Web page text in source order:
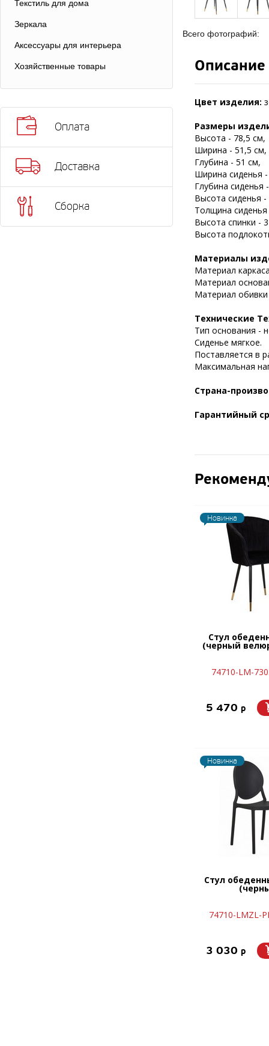
Текстиль для дома
Зеркала
Аксессуары для интерьера
Хозяйственные товары
Оплата
Доставка
Сборка
Всего фотографий:
Описание
Цвет изделия:
Размеры
Высота - 78,5 см,
Ширина - 51,5 см,
Глубина - 51 см,
Ширина сиденья
Глубина сиденья
Высота сиденья
Толщина
Высота спинки -
Высота
Материалы
Материал
Материал
Материал
Технические
Тип основания -
Сиденье мягкое.
Поставляется в
Максимальная
Страна-
Гарантийный
Новинка
Стул
(черный
74710-LM-
5 470 p
Новинка
Стул
74710-LMZL-
3 030 p